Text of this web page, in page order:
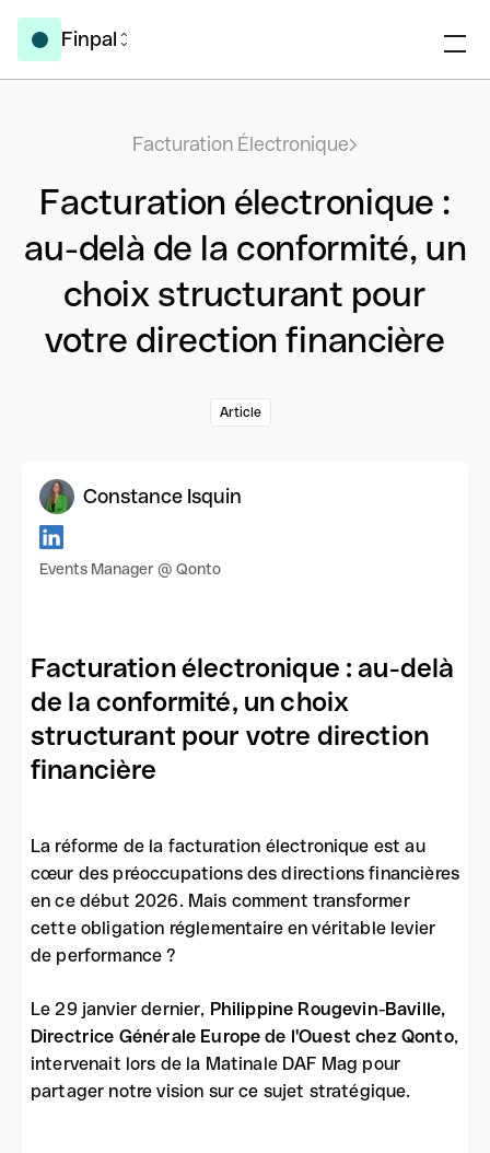
Finpal
Facturation Électronique
Facturation électronique :
au-delà de la conformité, un
choix structurant pour
votre direction financière
Article
Constance Isquin
Events Manager @ Qonto
Facturation électronique : au-delà
de la conformité, un choix
structurant pour votre direction
financière
La réforme de la facturation électronique est au
cœur des préoccupations des directions financières
en ce début 2026. Mais comment transformer
cette obligation réglementaire en véritable levier
de performance ?
Le 29 janvier dernier, Philippine Rougevin-Baville,
Directrice Générale Europe de l'Ouest chez Qonto,
intervenait lors de la Matinale DAF Mag pour
partager notre vision sur ce sujet stratégique.